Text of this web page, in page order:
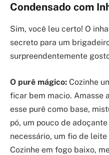
Condensado com
Sim, você leu certo! O
secreto para um
surpreendentemente
O purê mágico: Cozinhe
ficar bem macio. Amasse
esse purê como base,
pó, um pouco de
necessário, um fio de
Cozinhe em fogo baixo,